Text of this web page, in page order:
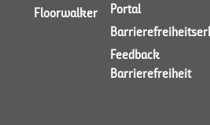
Floorwalker
Portal
Feedback
Barrierefreiheit